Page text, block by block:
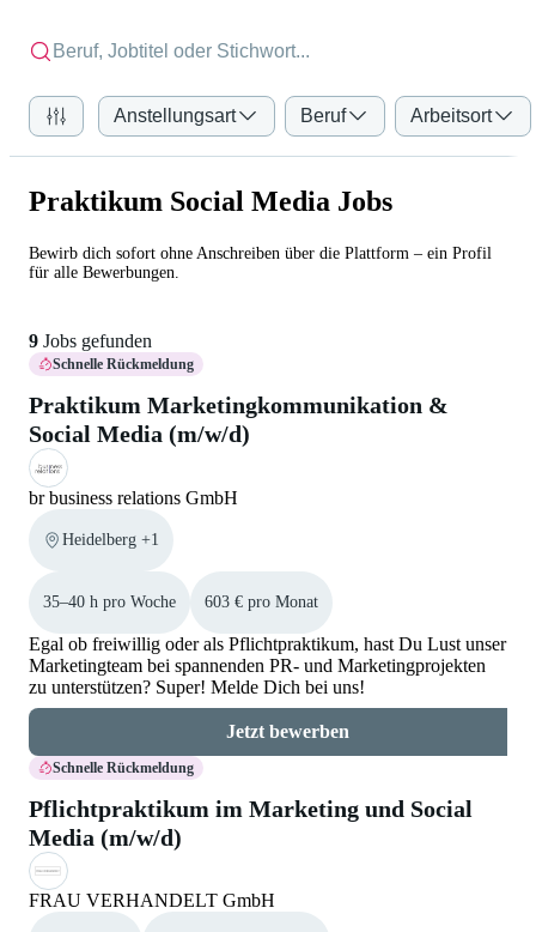
Anstellungsart Beruf Arbeitsort
Praktikum Social Media Jobs
Bewirb dich sofort ohne Anschreiben über die Plattform – ein Profil
für alle Bewerbungen.
9 Jobs gefunden
Schnelle Rückmeldung
Praktikum Marketingkommunikation &
Social Media (m/w/d)
br business relations GmbH
Heidelberg +1
35–40 h pro Woche 603 € pro Monat
Egal ob freiwillig oder als Pflichtpraktikum, hast Du Lust unser
Marketingteam bei spannenden PR- und Marketingprojekten
zu unterstützen? Super! Melde Dich bei uns!
Jetzt bewerben
Schnelle Rückmeldung
Pflichtpraktikum im Marketing und Social
Media (m/w/d)
FRAU VERHANDELT GmbH